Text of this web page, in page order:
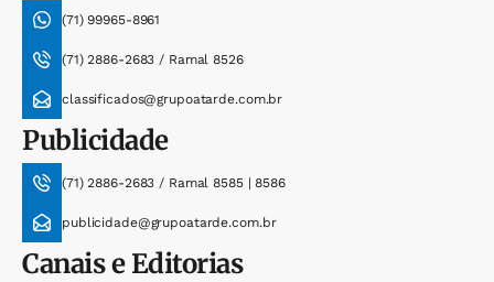
(71) 99965-8961
(71) 2886-2683 / Ramal 8526
classificados@grupoatarde.com.br
Publicidade
(71) 2886-2683 / Ramal 8585 | 8586
publicidade@grupoatarde.com.br
Canais e Editorias